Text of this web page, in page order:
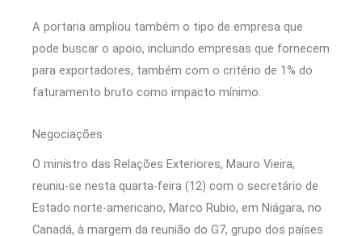
A portaria ampliou também o tipo de empresa que
pode buscar o apoio, incluindo empresas que fornecem
para exportadores, também com o critério de 1% do
faturamento bruto como impacto mínimo.
Negociações
O ministro das Relações Exteriores, Mauro Vieira,
reuniu-se nesta quarta-feira (12) com o secretário de
Estado norte-americano, Marco Rubio, em Niágara, no
Canadá, à margem da reunião do G7, grupo dos países